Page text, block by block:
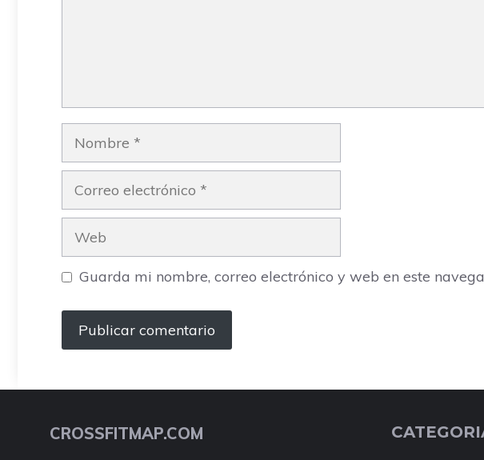
Nombre
Correo
electrónico
Web
Guarda mi nombre, correo electrónico y web en este
CROSSFITMAP.COM